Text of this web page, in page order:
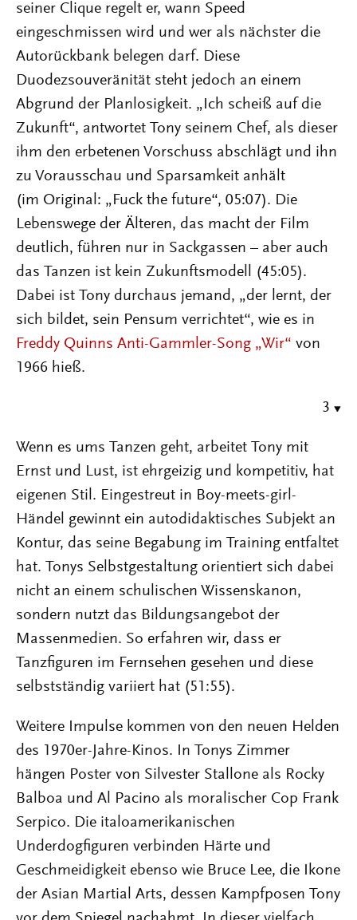
seiner Clique regelt er, wann Speed
eingeschmissen wird und wer als nächster die
Autorückbank belegen darf. Diese
Duodezsouveränität steht jedoch an einem
Abgrund der Planlosigkeit. „Ich scheiß auf die
Zukunft“, antwortet Tony seinem Chef, als dieser
ihm den erbetenen Vorschuss abschlägt und ihn
zu Vorausschau und Sparsamkeit anhält
(im Original: „Fuck the future“, 05:07). Die
Lebenswege der Älteren, das macht der Film
deutlich, führen nur in Sackgassen – aber auch
das Tanzen ist kein Zukunftsmodell (45:05).
Dabei ist Tony durchaus jemand, „der lernt, der
sich bildet, sein Pensum verrichtet“, wie es in
Freddy Quinns Anti-Gammler-Song „Wir“ von
1966 hieß.
3
Wenn es ums Tanzen geht, arbeitet Tony mit
Ernst und Lust, ist ehrgeizig und kompetitiv, hat
eigenen Stil. Eingestreut in Boy-meets-girl-
Händel gewinnt ein autodidaktisches Subjekt an
Kontur, das seine Begabung im Training entfaltet
hat. Tonys Selbstgestaltung orientiert sich dabei
nicht an einem schulischen Wissenskanon,
sondern nutzt das Bildungsangebot der
Massenmedien. So erfahren wir, dass er
Tanzfiguren im Fernsehen gesehen und diese
selbstständig variiert hat (51:55).
Weitere Impulse kommen von den neuen Helden
des 1970er-Jahre-Kinos. In Tonys Zimmer
hängen Poster von Silvester Stallone als Rocky
Balboa und Al Pacino als moralischer Cop Frank
Serpico. Die italoamerikanischen
Underdogfiguren verbinden Härte und
Geschmeidigkeit ebenso wie Bruce Lee, die Ikone
der Asian Martial Arts, dessen Kampfposen Tony